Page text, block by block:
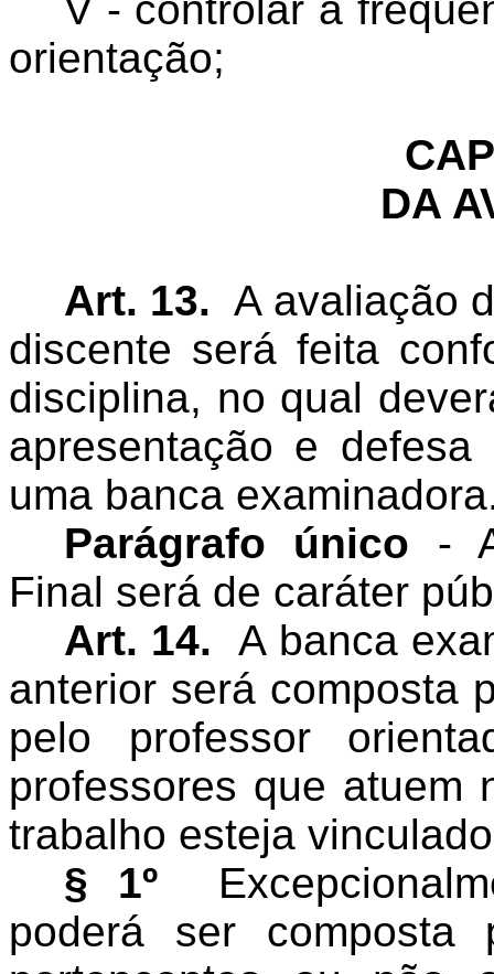
V - controlar a
orientação;
DA
Art. 13. A avaliação
discente será feita
disciplina, no qual
apresentação e
uma banca
Parágrafo único -
Final será de caráter
Art. 14.
A banca
anterior será composta
pelo professor
professores que atuem
trabalho esteja
§ 1º
poderá ser composta